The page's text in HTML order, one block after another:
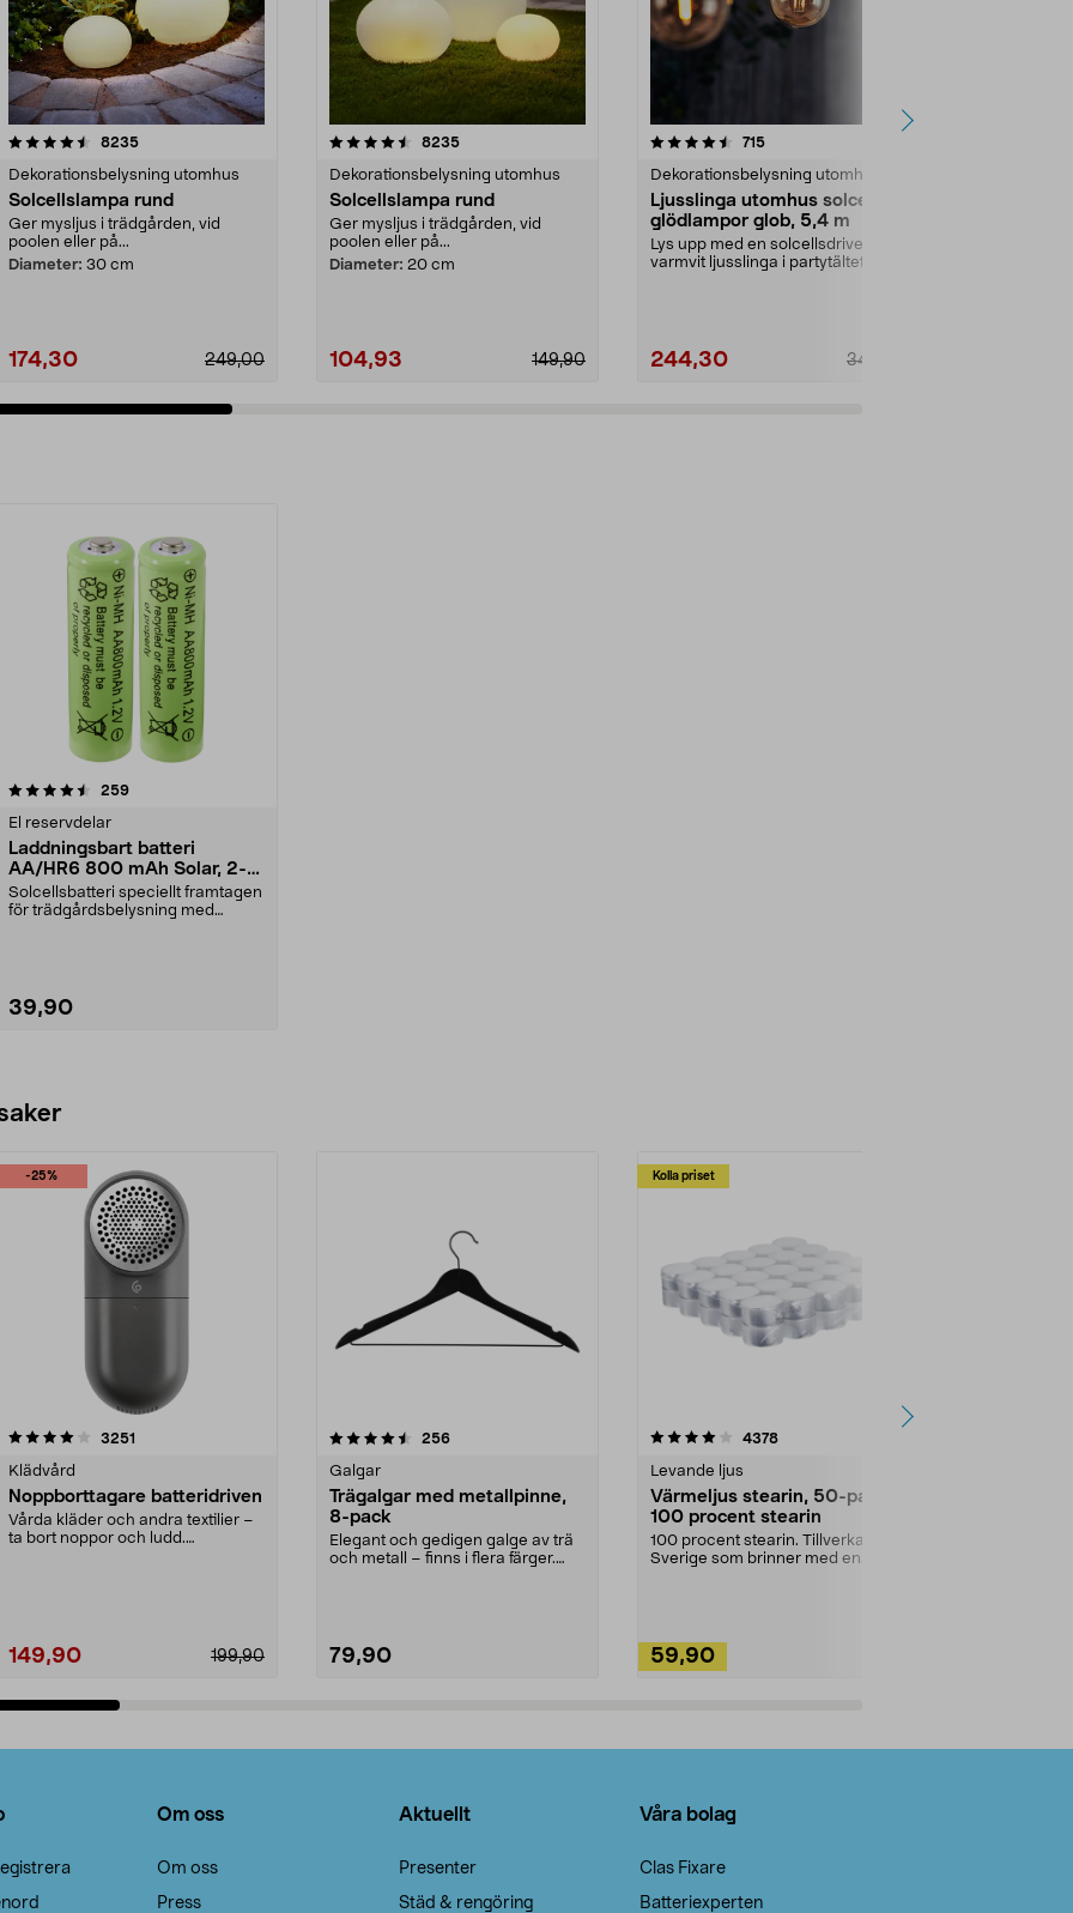
8235recensioner
Dekorationsbelysning utomhus
Solcellslampa rund
Ger mysljus i trädgården, vid
poolen eller på...
Diameter: 30 cm
174,30 249,00
4.5 av 5 stjärnor 8235recensioner
Dekorationsbelysning utomhus
Solcellslampa rund
Ger mysljus i trädgården, vid
poolen eller på...
Diameter: 20 cm
104,93 149,90
4.5 av 5 stjärnor 715recensioner
Dekorationsbelysning utomhus
Ljusslinga utomhus solcell
glödlampor glob, 5,4 m
Lys upp med en solcellsdriven,
varmvit ljusslinga i partytältet, på
244,30 349,00
4.5 av 5 stjärnor
259recensioner
El reservdelar
Laddningsbart batteri
AA/HR6 800 mAh Solar, 2-
pack
Solcellsbatteri speciellt framtagen
för trädgårdsbelysning med
39,90
-25%
3251
Klädvård
Noppborttagare batteridriven
Vårda kläder och andra textilier –
ta bort noppor och ludd.
199,90
149,90
4.5av 5 stjärnor 256recensioner
Galgar
Trägalgar med metallpinne,
8-pack
Elegant och gedigen galge av trä
och metall – finns i flera färger.
79,90
Kolla priset
4.0av 5 stjärnor 4378recensioner
Levande ljus
Värmeljus stearin, 50-pack,
100 procent stearin
100 procent stearin. Tillverkade i
Sverige som brinner med en
59,90
4.5av 5 stjärnor
Om oss
Om oss
Press
Aktuellt
Presenter
Städ & rengöring
Våra bolag
Clas Fixare
Batteriexperten